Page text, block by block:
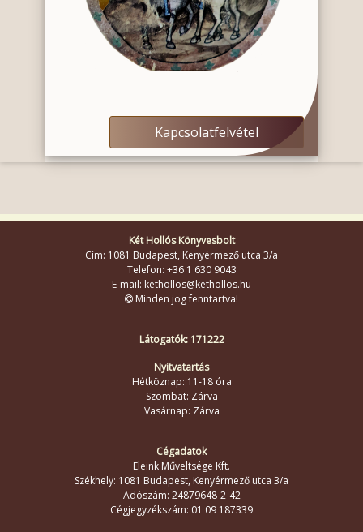
Kapcsolatfelvétel
Két Hollós Könyvesbolt
Cím: 1081 Budapest, Kenyérmező utca 3/a
Telefon: +36 1 630 9043
E-mail: kethollos@kethollos.hu
Minden jog fenntartva!
Látogatók: 171222
Nyitvatartás
Hétköznap: 11-18 óra
Szombat: Zárva
Vasárnap: Zárva
Cégadatok
Eleink Műveltsége Kft.
Székhely: 1081 Budapest, Kenyérmező utca 3/a
Adószám: 24879648-2-42
Cégjegyzékszám: 01 09 187339